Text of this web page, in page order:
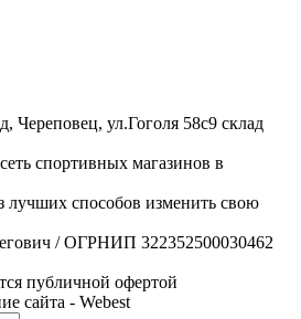
Череповец, ул.Гоголя 58с9 склад
спортивных магазинов в
лучших способов изменить свою
/ ОГРНИП 322352500030462
публичной офертой
сайта - Webest